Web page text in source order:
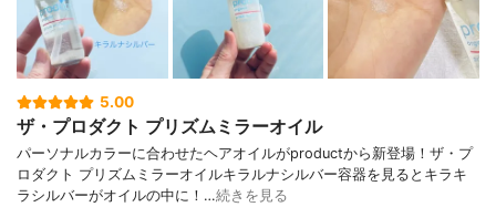
5.00
ザ・プロダクト プリズムミラーオイル
パーソナルカラーに合わせたヘアオイルがproductから新登場！ザ・プ
ロダクト プリズムミラーオイルキラルナシルバー容器を見るとキラキ
ラシルバーがオイルの中に！…続きを見る